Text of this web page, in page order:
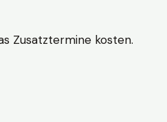
Zusatztermine kosten.